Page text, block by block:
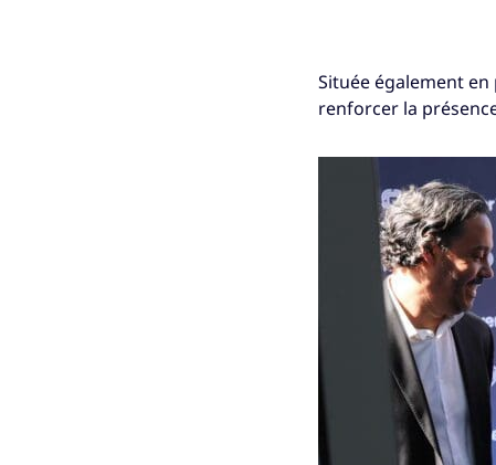
Située également
renforcer la